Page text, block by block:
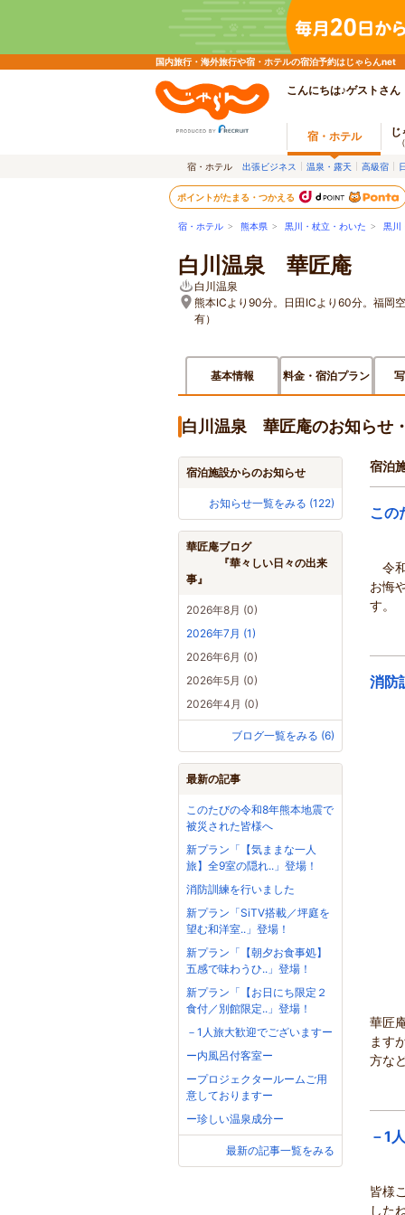
国内旅行・海外旅行や宿・ホテルの宿泊予約はじゃらんnet
こんにちは♪ゲストさん
宿・ホテル じ
宿・ホテル 出張ビジネス 温泉・露天 高級宿
ポイントがたまる・つかえる
宿・ホテル > 熊本県 > 黒川・杖立・わいた > 黒川
白川温泉 華匠庵
白川温泉
熊本ICより90分。日田ICより60分。福岡
有）
基本情報 料金・宿泊プラン
白川温泉 華匠庵のお知らせ
宿泊施設からのお知らせ
お知らせ一覧をみる (122)
華匠庵ブログ
『華々しい日々の出来
事』
2026年8月 (0)
2026年7月 (1)
2026年6月 (0)
2026年5月 (0)
2026年4月 (0)
ブログ一覧をみる (6)
最新の記事
このたびの令和8年熊本地震で
被災された皆様へ
新プラン「【気ままな一人
旅】全9室の隠れ..」登場！
消防訓練を行いました
新プラン「SiTV搭載／坪庭を
望む和洋室..」登場！
新プラン「【朝夕お食事処】
五感で味わうひ..」登場！
新プラン「【お日にち限定２
食付／別館限定..」登場！
－1人旅大歓迎でございますー
ー内風呂付客室ー
ープロジェクタールームご用
意しておりますー
ー珍しい温泉成分ー
最新の記事一覧をみる
宿泊
この
令
お悔
す。
消防
華匠
ます
方な
－1
皆様
した